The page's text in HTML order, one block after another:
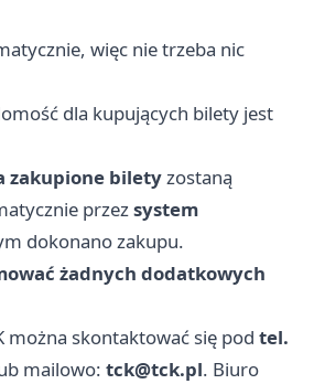
więc nie trzeba nic
dla kupujących bilety jest
zakupione biletyzostaną
przezsystem
dokonano zakupu.
żadnych dodatkowych
można skontaktować się pod tel.
mailowo: tck@tck.pl. Biuro